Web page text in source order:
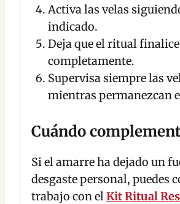
Activa las velas
indicado.
Deja que el ritual finalice
completamente.
Supervisa siempre las
mientras permanezcan
Cuándo
Si el amarre ha dejado un
desgaste personal, puedes
trabajo con el Kit Ritual